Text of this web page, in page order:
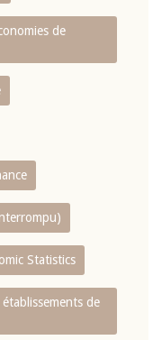
de
Statistics
de